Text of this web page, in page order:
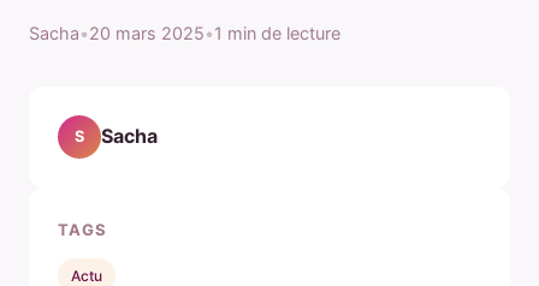
Sacha•20 mars 2025•1 min de lecture
S Sacha
TAGS
Actu